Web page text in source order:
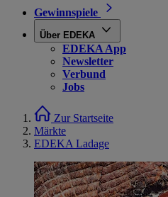
Gewinnspiele
Über EDEKA
EDEKA App
Newsletter
Verbund
Jobs
Zur Startseite
Märkte
EDEKA Ladage